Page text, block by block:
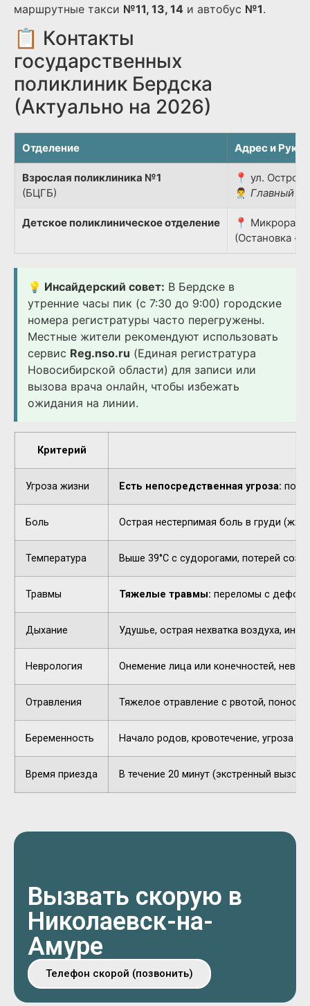
маршрутные такси №11, 13, 14 и автобус №1.
📋 Контакты
государственных
поликлиник Бердска
(Актуально на 2026)
Отделение Адрес и
Взрослая поликлиника №1
(БЦГБ)
📍 ул.
👨‍⚕️ Главный
Детское поликлиническое отделение
📍
(Остановка
💡 Инсайдерский совет: В Бердске в
утренние часы пик (с 7:30 до 9:00) городские
номера регистратуры часто перегружены.
Местные жители рекомендуют использовать
сервис Reg.nso.ru (Единая регистратура
Новосибирской области) для записи или
вызова врача онлайн, чтобы избежать
ожидания на линии.
Критерий
Угроза жизни Есть непосредственная угроза:
Боль Острая нестерпимая боль в груди
Температура Выше 39°C с судорогами, потерей
Травмы Тяжелые травмы: переломы с
Дыхание Удушье, острая нехватка воздуха,
Неврология Онемение лица или конечностей,
Отравления Тяжелое отравление с рвотой,
Беременность Начало родов, кровотечение, угроза
Время приезда В течение 20 минут (экстренный вызов).
Вызвать скорую в
Николаевск-на-
Амуре
Телефон скорой (позвонить)